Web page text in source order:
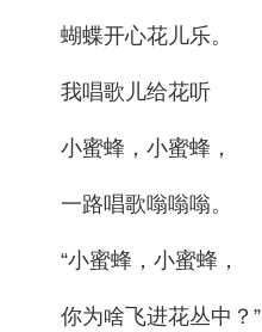
蝴蝶开心花儿乐。
我唱歌儿给花听
小蜜蜂，小蜜蜂，
一路唱歌嗡嗡嗡。
“小蜜蜂，小蜜蜂，
你为啥飞进花丛中？”